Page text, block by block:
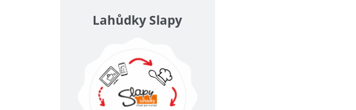
Lahůdky Slapy